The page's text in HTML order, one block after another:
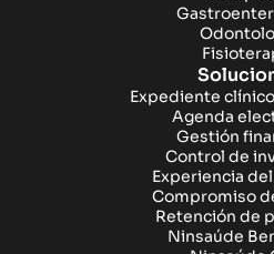
Expediente
Agenda
Gestión
Control de
Experiencia
Compromiso
Retención de
Ninsaúde